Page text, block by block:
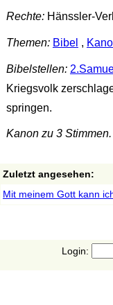
Rechte:Hänssler-
Themen: Bibel ,
Bibelstellen:
Kriegsvolk
springen.
Kanon zu 3 Stimmen.
Zuletzt angesehen:
Mit meinem Gott kann
Login: